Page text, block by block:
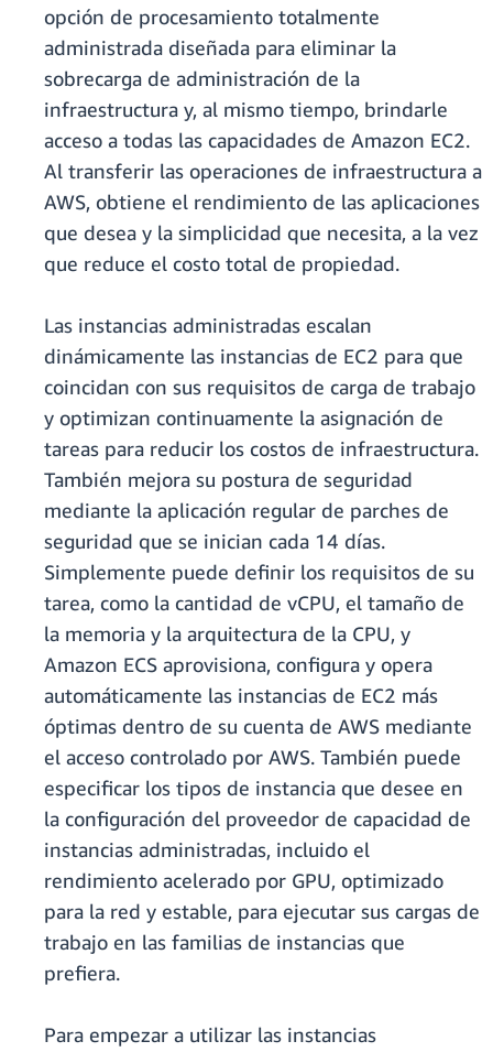
opción de procesamiento totalmente
administrada diseñada para eliminar la
sobrecarga de administración de la
infraestructura y, al mismo tiempo, brindarle
acceso a todas las capacidades de Amazon EC2.
Al transferir las operaciones de infraestructura a
AWS, obtiene el rendimiento de las aplicaciones
que desea y la simplicidad que necesita, a la vez
que reduce el costo total de propiedad.
Las instancias administradas escalan
dinámicamente las instancias de EC2 para que
coincidan con sus requisitos de carga de trabajo
y optimizan continuamente la asignación de
tareas para reducir los costos de infraestructura.
También mejora su postura de seguridad
mediante la aplicación regular de parches de
seguridad que se inician cada 14 días.
Simplemente puede definir los requisitos de su
tarea, como la cantidad de vCPU, el tamaño de
la memoria y la arquitectura de la CPU, y
Amazon ECS aprovisiona, configura y opera
automáticamente las instancias de EC2 más
óptimas dentro de su cuenta de AWS mediante
el acceso controlado por AWS. También puede
especificar los tipos de instancia que desee en
la configuración del proveedor de capacidad de
instancias administradas, incluido el
rendimiento acelerado por GPU, optimizado
para la red y estable, para ejecutar sus cargas de
trabajo en las familias de instancias que
prefiera.
Para empezar a utilizar las instancias